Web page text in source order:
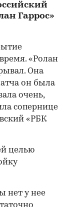
Гаррос»
«Ролан
Она
он была
очень,
сопернице
«РБК
целью
нет у нее